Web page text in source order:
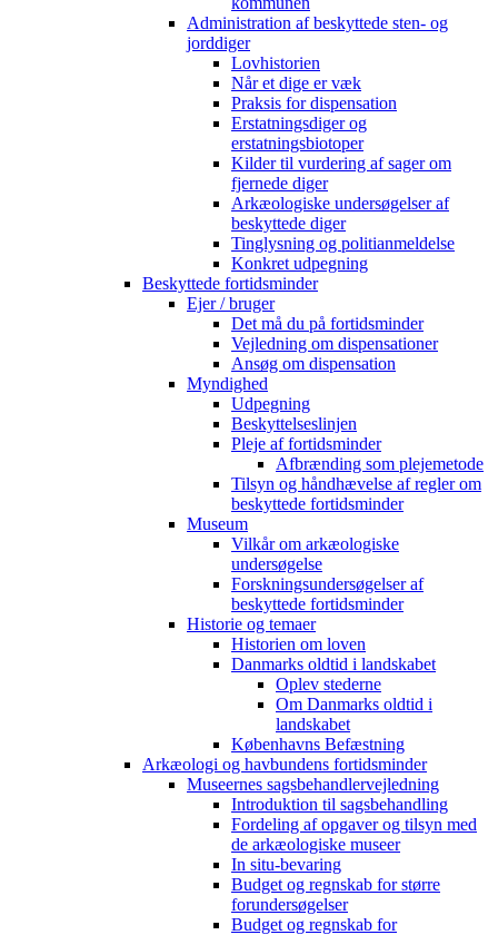
Administration af beskyttede sten- og
jorddiger
Lovhistorien
Når et dige er væk
Praksis for dispensation
Erstatningsdiger og
erstatningsbiotoper
Kilder til vurdering af sager om
fjernede diger
Arkæologiske undersøgelser af
beskyttede diger
Tinglysning og politianmeldelse
Konkret udpegning
Beskyttede fortidsminder
Ejer / bruger
Det må du på fortidsminder
Vejledning om dispensationer
Ansøg om dispensation
Myndighed
Udpegning
Beskyttelseslinjen
Pleje af fortidsminder
Afbrænding som plejemetode
Tilsyn og håndhævelse af regler om
beskyttede fortidsminder
Museum
Vilkår om arkæologiske
undersøgelse
Forskningsundersøgelser af
beskyttede fortidsminder
Historie og temaer
Historien om loven
Danmarks oldtid i landskabet
Oplev stederne
Om Danmarks oldtid i
landskabet
Københavns Befæstning
Arkæologi og havbundens fortidsminder
Museernes sagsbehandlervejledning
Introduktion til sagsbehandling
Fordeling af opgaver og tilsyn med
de arkæologiske museer
In situ-bevaring
Budget og regnskab for større
forundersøgelser
Budget og regnskab for